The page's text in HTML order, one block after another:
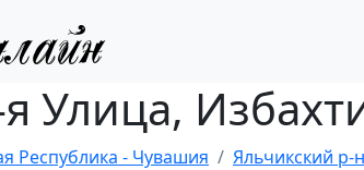
Улица,
Республика - Чувашия Яльчикский р-н